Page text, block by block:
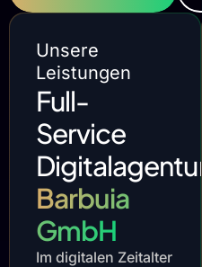
Unsere
Leistungen
Full-
Service
Digitalagentur
Barbuia
GmbH
Im digitalen Zeitalter